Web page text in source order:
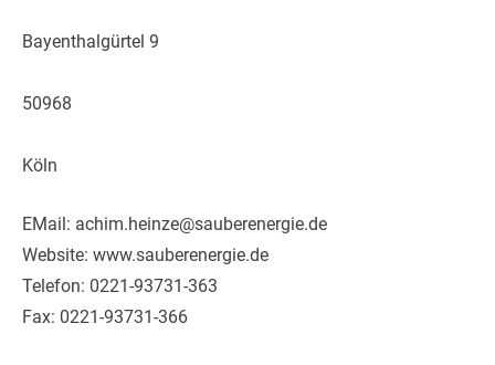
Bayenthalgürtel 9
50968
Köln
EMail: achim.heinze@sauberenergie.de
Website: www.sauberenergie.de
Telefon: 0221-93731-363
Fax: 0221-93731-366